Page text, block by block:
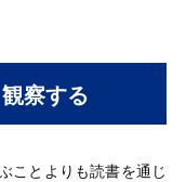
察する
ことよりも読書を通じ